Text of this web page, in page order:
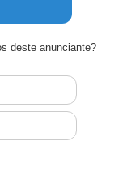
deste anunciante?